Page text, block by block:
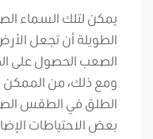
يمكن لتلك السماء
الطويلة أن تجعل
الصعب الحصول على
ومع ذلك، من الممكن
الطلق في الطقس
بعض الاحتياطات